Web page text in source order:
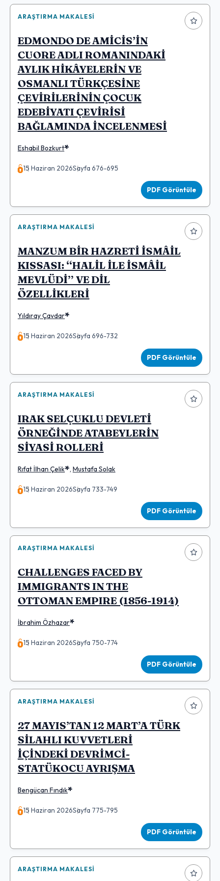
ARAŞTIRMA MAKALESI
EDMONDO DE AMİCİS’İN
CUORE ADLI ROMANINDAKİ
AYLIK HİKÂYELERİN VE
OSMANLI TÜRKÇESİNE
ÇEVİRİLERİNİN ÇOCUK
EDEBİYATI ÇEVİRİSİ
BAĞLAMINDA İNCELENMESİ
Eshabil Bozkurt*
15 Haziran 2026Sayfa 676-695
PDF Görüntüle
ARAŞTIRMA MAKALESI
MANZUM BİR HAZRETİ İSMÂİL
KISSASI: “HALİL İLE İSMÂİL
MEVLÜDİ” VE DİL
ÖZELLİKLERİ
Yıldıray Çavdar*
15 Haziran 2026Sayfa 696-732
PDF Görüntüle
ARAŞTIRMA MAKALESI
IRAK SELÇUKLU DEVLETİ
ÖRNEĞİNDE ATABEYLERİN
SİYASİ ROLLERİ
Rıfat İlhan Çelik*, Mustafa Solak
15 Haziran 2026Sayfa 733-749
PDF Görüntüle
ARAŞTIRMA MAKALESI
CHALLENGES FACED BY
IMMIGRANTS IN THE
OTTOMAN EMPIRE (1856-1914)
İbrahim Özhazar*
15 Haziran 2026Sayfa 750-774
PDF Görüntüle
ARAŞTIRMA MAKALESI
27 MAYIS’TAN 12 MART’A TÜRK
SİLAHLI KUVVETLERİ
İÇİNDEKİ DEVRİMCİ-
STATÜKOCU AYRIŞMA
Bengücan Fındık*
15 Haziran 2026Sayfa 775-795
PDF Görüntüle
ARAŞTIRMA MAKALESI